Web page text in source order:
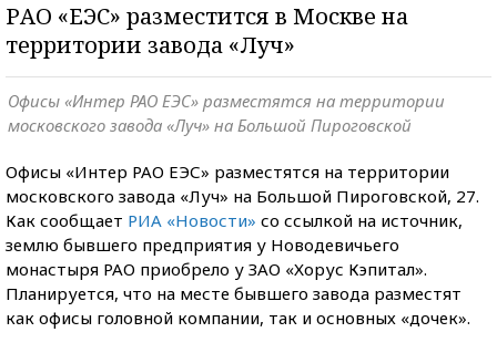
РАО «ЕЭС» разместится в Москве на
территории завода «Луч»
Офисы «Интер РАО ЕЭС» разместятся на территории
московского завода «Луч» на Большой Пироговской
Офисы «Интер РАО ЕЭС» разместятся на территории
московского завода «Луч» на Большой Пироговской, 27.
Как сообщает РИА «Новости» со ссылкой на источник,
землю бывшего предприятия у Новодевичьего
монастыря РАО приобрело у ЗАО «Хорус Кэпитал».
Планируется, что на месте бывшего завода разместят
как офисы головной компании, так и основных «дочек».